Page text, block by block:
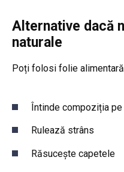
Alternative dacă
naturale
Poți folosi folie
Întinde compoziția
Rulează strâns
Răsucește capetele